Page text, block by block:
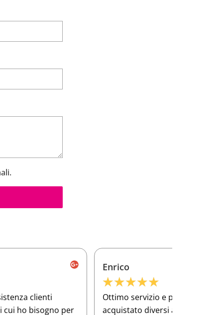
servizio e prodotti di alta qualità Ho
diversi articoli per la mia officina